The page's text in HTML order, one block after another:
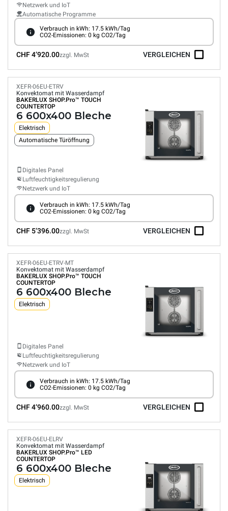
Netzwerk und IoT
Automatische Programme
Verbrauch in kWh: 17.5 kWh/Tag
CO2-Emissionen: 0 kg CO2/Tag
CHF 4’920.00zzgl. MwSt VERGLEICHEN
XEFR-06EU-ETRV
Konvektomat mit Wasserdampf
BAKERLUX SHOP.Pro™ TOUCH
COUNTERTOP
6 600x400 Bleche
Elektrisch
Automatische Türöffnung
Digitales Panel
Luftfeuchtigkeitsregulierung
Netzwerk und IoT
Verbrauch in kWh: 17.5 kWh/Tag
CO2-Emissionen: 0 kg CO2/Tag
CHF 5’396.00zzgl. MwSt VERGLEICHEN
XEFR-06EU-ETRV-MT
Konvektomat mit Wasserdampf
BAKERLUX SHOP.Pro™ TOUCH
COUNTERTOP
6 600x400 Bleche
Elektrisch
Digitales Panel
Luftfeuchtigkeitsregulierung
Netzwerk und IoT
Verbrauch in kWh: 17.5 kWh/Tag
CO2-Emissionen: 0 kg CO2/Tag
CHF 4’960.00zzgl. MwSt VERGLEICHEN
XEFR-06EU-ELRV
Konvektomat mit Wasserdampf
BAKERLUX SHOP.Pro™ LED
COUNTERTOP
6 600x400 Bleche
Elektrisch